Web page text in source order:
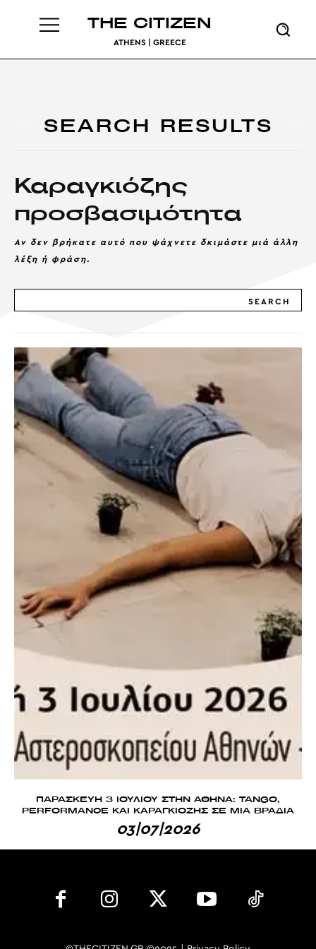
THE CITIZEN
ATHENS | GREECE
SEARCH RESULTS
Καραγκιόζης
προσβασιμότητα
Αν δεν βρήκατε αυτό που ψάχνετε δκιμάστε μιά άλλη
λέξη ή φράση.
SEARCH
ΠΑΡΑΣΚΕΥΗ 3 ΙΟΥΛΙΟΥ ΣΤΗΝ ΑΘΗΝΑ: TANGO,
PERFORMANCE ΚΑΙ ΚΑΡΑΓΚΙΟΖΗΣ ΣΕ ΜΙΑ ΒΡΑΔΙΑ
03|07|2026